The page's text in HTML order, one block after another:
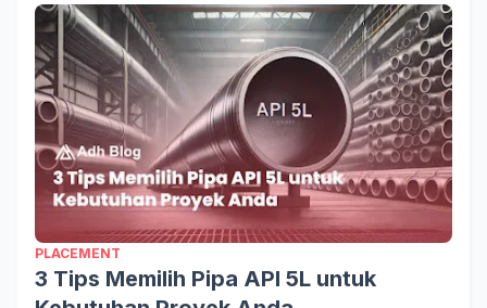
PLACEMENT
3 Tips Memilih Pipa API 5L untuk